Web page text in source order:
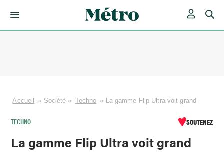
Accueil » Société » Techno » La gamme Flip Ultra voit grand
TECHNO SOUTENEZ
La gamme Flip Ultra voit grand